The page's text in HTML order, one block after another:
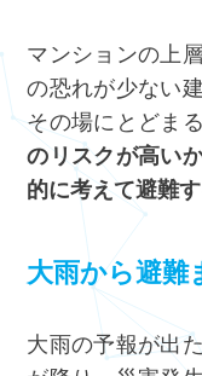
マンションの上
の恐れが少ない
その場にとどま
のリスクが高い
的に考えて避難
大雨から避難
大雨の予報が出